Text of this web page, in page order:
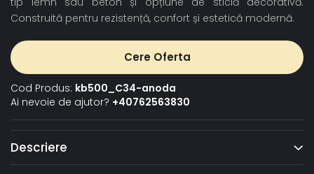
Construită pentru rezistență, confort și estetică modernă.
Cere Oferta
Cod Produs: kb500_C34-anoda
Ai nevoie de ajutor? +40762563830
Descriere